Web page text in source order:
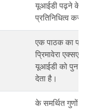
यूआईडी पढ़ने के
प्रतिनिधित्व
एक पाठक का
प्रिमावेरा
यूआईडी को पुनः
देता है।
के समर्थित गुणों